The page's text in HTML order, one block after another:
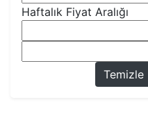
Haftalık Fiyat Aralığı
Temizle